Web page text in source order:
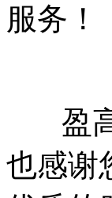
服务！
盈高
也感谢